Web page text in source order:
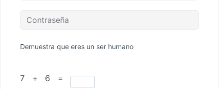
Demuestra que eres un ser humano
7 + 6 =